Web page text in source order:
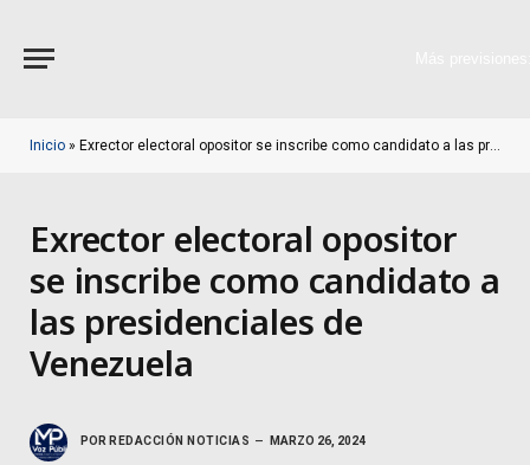
Inicio » Exrector electoral opositor se inscribe como candidato a las presidenciales de Venezuela
Exrector electoral opositor
se inscribe como candidato a
las presidenciales de
Venezuela
POR REDACCIÓN NOTICIAS MARZO 26, 2024